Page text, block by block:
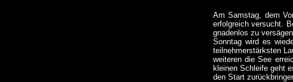
Am Samstag, dem
erfolgreich versucht.
gnadenlos zu
Sonntag wird es
teilnehmerstärksten
weiteren die See
kleinen Schleife geht
den Start